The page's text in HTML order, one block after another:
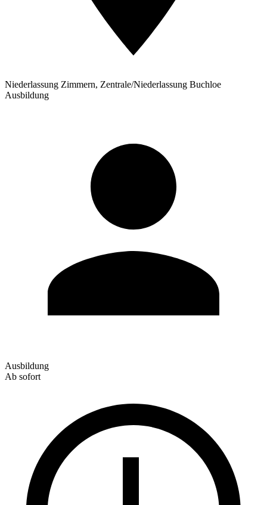
Niederlassung Zimmern, Zentrale/Niederlassung Buchloe
Ausbildung
Ausbildung
Ab sofort